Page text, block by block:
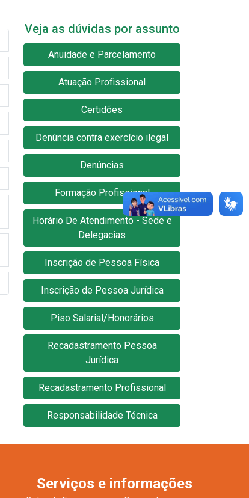
Veja as dúvidas por assunto
Anuidade e Parcelamento
Atuação Profissional
Certidões
Denúncia contra exercício ilegal
Denúncias
Formação Profissional
Horário De Atendimento - Sede e
Delegacias
Inscrição de Pessoa Física
Inscrição de Pessoa Jurídica
Piso Salarial/Honorários
Recadastramento Pessoa
Jurídica
Recadastramento Profissional
Responsabilidade Técnica
Serviços e informações